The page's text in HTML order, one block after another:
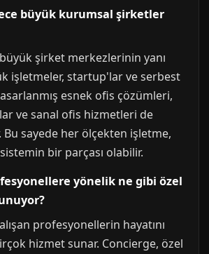
büyük kurumsal şirketler
büyük şirket merkezlerinin yanı
işletmeler, startup'lar ve serbest
esnek ofis çözümleri,
ve sanal ofis hizmetleri de
Bu sayede her ölçekten işletme,
bir parçası olabilir.
yönelik ne gibi özel
profesyonellerin hayatını
hizmet sunar. Concierge, özel